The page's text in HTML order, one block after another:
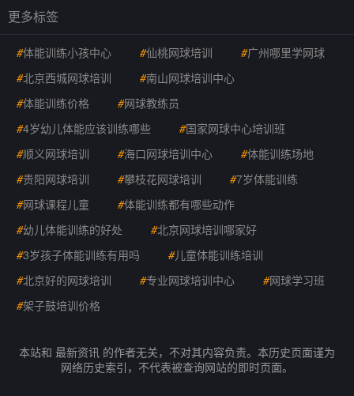
更多标签
#体能训练小孩中心 #仙桃网球培训 #广州哪里学网球
#北京西城网球培训 #南山网球培训中心
#体能训练价格 #网球教练员
#4岁幼儿体能应该训练哪些 #国家网球中心培训班
#顺义网球培训 #海口网球培训中心 #体能训练场地
#贵阳网球培训 #攀枝花网球培训 #7岁体能训练
#网球课程儿童 #体能训练都有哪些动作
#幼儿体能训练的好处 #北京网球培训哪家好
#3岁孩子体能训练有用吗 #儿童体能训练培训
#北京好的网球培训 #专业网球培训中心 #网球学习班
#架子鼓培训价格
本站和 最新资讯 的作者无关，不对其内容负责。本历史页面谨为
网络历史索引，不代表被查询网站的即时页面。